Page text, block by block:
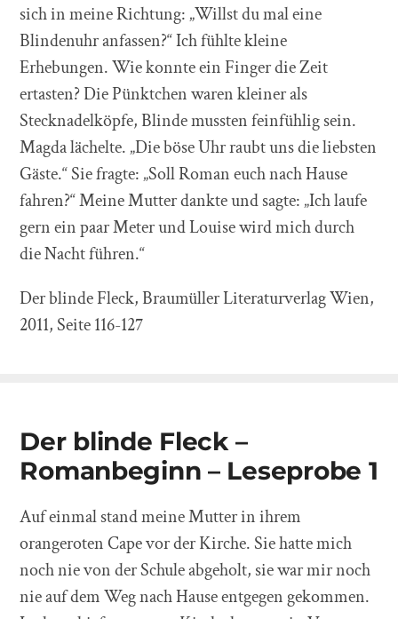
sich in meine Richtung: „Willst du mal eine
Blindenuhr anfassen?“ Ich fühlte kleine
Erhebungen. Wie konnte ein Finger die Zeit
ertasten? Die Pünktchen waren kleiner als
Stecknadelköpfe, Blinde mussten feinfühlig sein.
Magda lächelte. „Die böse Uhr raubt uns die liebsten
Gäste.“ Sie fragte: „Soll Roman euch nach Hause
fahren?“ Meine Mutter dankte und sagte: „Ich laufe
gern ein paar Meter und Louise wird mich durch
die Nacht führen.“
Der blinde Fleck, Braumüller Literaturverlag Wien,
2011, Seite 116-127
Der blinde Fleck –
Romanbeginn – Leseprobe 1
Auf einmal stand meine Mutter in ihrem
orangeroten Cape vor der Kirche. Sie hatte mich
noch nie von der Schule abgeholt, sie war mir noch
nie auf dem Weg nach Hause entgegen gekommen.